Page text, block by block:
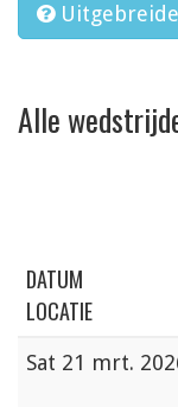
Alle
DATUM
LOCATIE
Sat 21 mrt.